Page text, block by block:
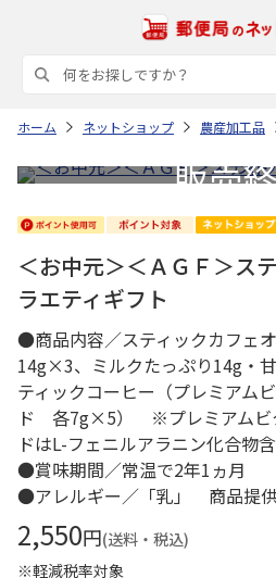
ホーム ネットショップ 農産加工品
＜お中元＞＜ＡＧＦ＞ス
ラエティギフト
●商品内容／スティックカフェ
14g×3、ミルクたっぷり14g・
ティックコーヒー（プレミアム
ド 各7g×5） ※プレミアムビ
ドはL-フェニルアラニン化合物
●賞味期間／常温で2年1ヵ月
●アレルギー／「乳」 商品提
2,550円(送料・税込)
※軽減税率対象